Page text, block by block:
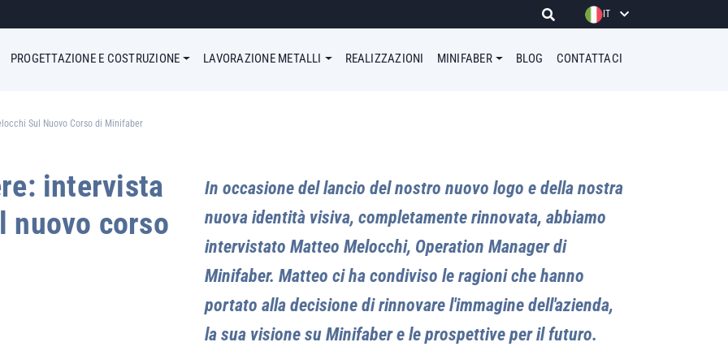
IT
PROGETTAZIONE E COSTRUZIONE LAVORAZIONE METALLI REALIZZAZIONI MINIFABER BLOG CONTATTACI
Sul Nuovo Corso di Minifaber
intervista
nuovo corso
In occasione del lancio del nostro nuovo logo e della nostra
nuova identità visiva, completamente rinnovata, abbiamo
intervistato Matteo Melocchi, Operation Manager di
Minifaber. Matteo ci ha condiviso le ragioni che hanno
portato alla decisione di rinnovare l'immagine dell'azienda,
la sua visione su Minifaber e le prospettive per il futuro.